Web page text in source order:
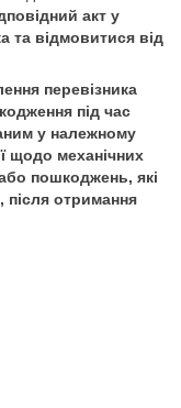
акт у
та відмовитися від
перевізника
під час
у належному
щодо механічних
пошкоджень, які
після отримання